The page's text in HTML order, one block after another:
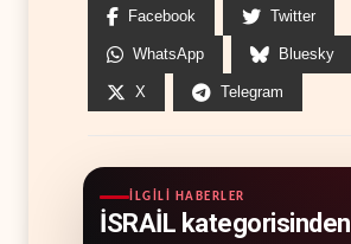
Facebook Twitter
WhatsApp Bluesky
X Telegram
İLGILI HABERLER
İSRAİL kategorisinden